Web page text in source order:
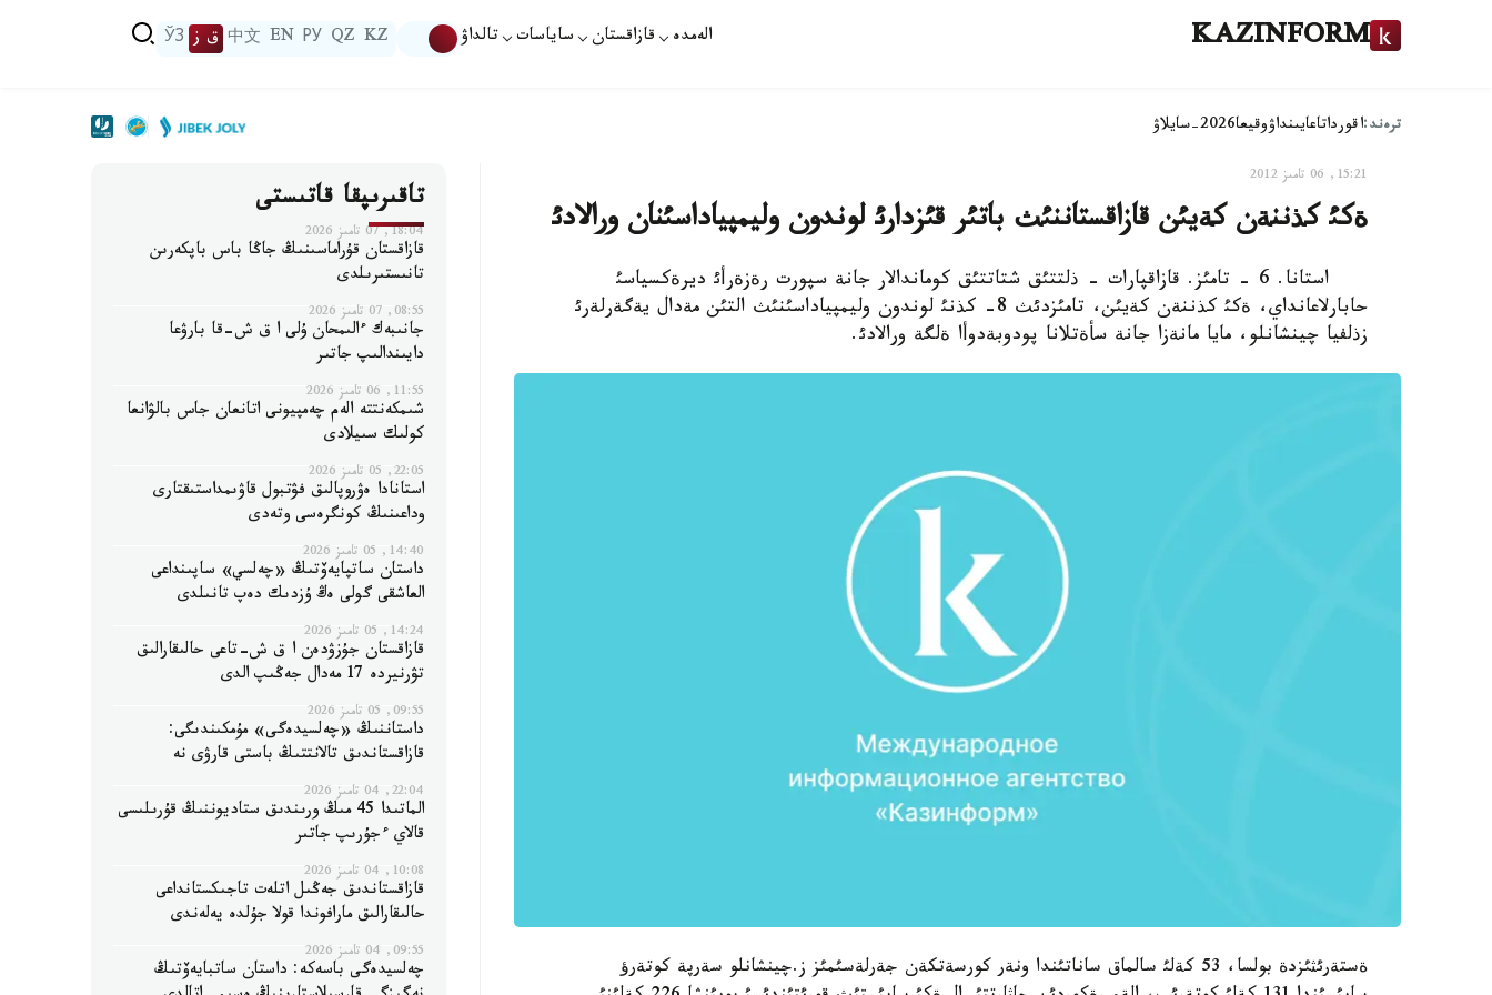
KAZINFORM الەمدە قازاقستان ساياسات تالداۋ KZ
QZ
РУ
EN
中文 ق ز ЎЗ
ترەند:اقورداتاعايىنداۋوقيعا2026-سايلاۋ
15:21, 06 تامىز 2012
ةكئ كذننةن كةيئن قازاقستاننئث باتئر قئزدارئ لوندون وليمپياداسئنان ورالادئ
استانا. 6 - تامئز. قازاقپارات - ذلتتئق شتاتتئق كوماندالار جانة سپورت رةزةرأئ ديرةكسياسئ
حابارلاعانداي، ةكئ كذننةن كةيئن، تامئزدئث 8- كذنئ لوندون وليمپياداسئنئث التئن مةدال يةگةرلةرئ
زذلفيا چينشانلو، مايا مانةزا جانة سأةتلانا پودوبةدوأا ةلگة ورالادئ.
ةستةرئثئزدة بولسا، 53 كةلئ سالماق ساناتئندا ونةر كورسةتكةن جةرلةسئمئز ز.چينشانلو سةرپة كوتةرؤ
تاقىرىپقا قاتىستى
18:04, 07 تامىز 2026
قازاقستان قۇراماسىنىڭ جاڭا باس باپكەرىن
تانىستىرىلدى
08:55, 07 تامىز 2026
جانىبەك ءالىمحان ۇلى ا ق ش-قا بارۋعا
دايىندالىپ جاتىر
11:55, 06 تامىز 2026
شىمكەنتتە الەم چەمپيونى اتانعان جاس بالۋانعا
كولىك سىيلادى
22:05, 05 تامىز 2026
استانادا ەۋروپالىق فۋتبول قاۋىمداستىقتارى
وداعىنىڭ كونگرەسى وتەدى
14:40, 05 تامىز 2026
داستان ساتپايەۆتىڭ «چەلسي» ساپىنداعى
العاشقى گولى ەڭ ۇزدىك دەپ تانىلدى
14:24, 05 تامىز 2026
قازاقستان جۇزۋدەن ا ق ش-تاعى حالىقارالىق
تۋرنيردە 17 مەدال جەڭىپ الدى
09:55, 05 تامىز 2026
داستاننىڭ «چەلسيدەگى» مۇمكىندىگى:
قازاقستاندىق تالانتتىڭ باستى قارۋى نە
22:04, 04 تامىز 2026
الماتىدا 45 مىڭ ورىندىق ستاديوننىڭ قۇرىلىسى
قالاي ءجۇرىپ جاتىر
10:08, 04 تامىز 2026
قازاقستاندىق جەڭىل اتلەت تاجىكستانداعى
حالىقارالىق مارافوندا قولا جۇلدە يەلەندى
09:55, 04 تامىز 2026
چەلسيدەگى باسەكە: داستان ساتبايەۆتىڭ